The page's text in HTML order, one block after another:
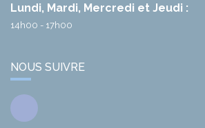
Lundi, Mardi, Mercredi et Jeudi :
14h00 - 17h00
NOUS SUIVRE
Facebook